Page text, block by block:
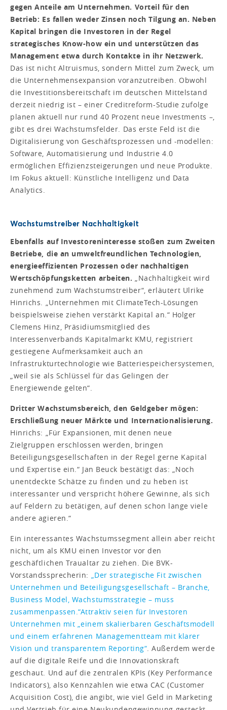
gegen Anteile am Unternehmen. Vorteil für den
Betrieb: Es fallen weder Zinsen noch Tilgung an. Neben
Kapital bringen die Investoren in der Regel
strategisches Know-how ein und unterstützen das
Management etwa durch Kontakte in ihr Netzwerk.
Das ist nicht Altruismus, sondern Mittel zum Zweck, um
die Unternehmensexpansion voranzutreiben. Obwohl
die Investitionsbereitschaft im deutschen Mittelstand
derzeit niedrig ist – einer Creditreform-Studie zufolge
planen aktuell nur rund 40 Prozent neue Investments –,
gibt es drei Wachstumsfelder. Das erste Feld ist die
Digitalisierung von Geschäftsprozessen und -modellen:
Software, Automatisierung und Industrie 4.0
ermöglichen Effizienzsteigerungen und neue Produkte.
Im Fokus aktuell: Künstliche Intelligenz und Data
Analytics.
Wachstumstreiber Nachhaltigkeit
Ebenfalls auf Investoreninteresse stoßen zum Zweiten
Betriebe, die an umweltfreundlichen Technologien,
energieeffizienten Prozessen oder nachhaltigen
Wertschöpfungsketten arbeiten. „Nachhaltigkeit wird
zunehmend zum Wachstumstreiber“, erläutert Ulrike
Hinrichs. „Unternehmen mit ClimateTech-Lösungen
beispielsweise ziehen verstärkt Kapital an.“ Holger
Clemens Hinz, Präsidiumsmitglied des
Interessenverbands Kapitalmarkt KMU, registriert
gestiegene Aufmerksamkeit auch an
Infrastrukturtechnologie wie Batteriespeichersystemen,
„weil sie als Schlüssel für das Gelingen der
Energiewende gelten“.
Dritter Wachstumsbereich, den Geldgeber mögen:
Erschließung neuer Märkte und Internationalisierung.
Hinrichs: „Für Expansionen, mit denen neue
Zielgruppen erschlossen werden, bringen
Beteiligungsgesellschaften in der Regel gerne Kapital
und Expertise ein.“ Jan Beuck bestätigt das: „Noch
unentdeckte Schätze zu finden und zu heben ist
interessanter und verspricht höhere Gewinne, als sich
auf Feldern zu betätigen, auf denen schon lange viele
andere agieren.“
Ein interessantes Wachstumssegment allein aber reicht
nicht, um als KMU einen Investor vor den
geschäftlichen Traualtar zu ziehen. Die BVK-
Vorstandssprecherin: „Der strategische Fit zwischen
Unternehmen und Beteiligungsgesellschaft – Branche,
Business Model, Wachstumsstrategie – muss
zusammenpassen.“Attraktiv seien für Investoren
Unternehmen mit „einem skalierbaren Geschäftsmodell
und einem erfahrenen Managementteam mit klarer
Vision und transparentem Reporting“. Außerdem werde
auf die digitale Reife und die Innovationskraft
geschaut. Und auf die zentralen KPIs (Key Performance
Indicators), also Kennzahlen wie etwa CAC (Customer
Acquisition Cost), die angibt, wie viel Geld in Marketing